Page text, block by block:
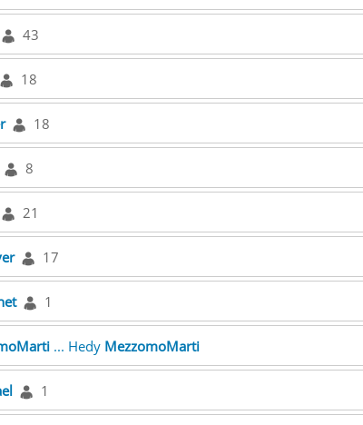
43
18
18
8
21
17
1
... Hedy MezzomoMarti
1